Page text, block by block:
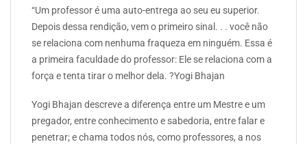
“Um professor é uma auto-entrega ao seu eu superior.
Depois dessa rendição, vem o primeiro sinal. . . você não
se relaciona com nenhuma fraqueza em ninguém. Essa é
a primeira faculdade do professor: Ele se relaciona com a
força e tenta tirar o melhor dela. ?Yogi Bhajan
Yogi Bhajan descreve a diferença entre um Mestre e um
pregador, entre conhecimento e sabedoria, entre falar e
penetrar; e chama todos nós, como professores, a nos